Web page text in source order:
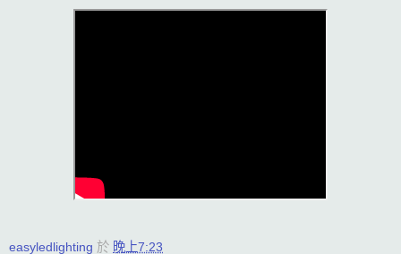
easyledlighting 於 晚上7:23